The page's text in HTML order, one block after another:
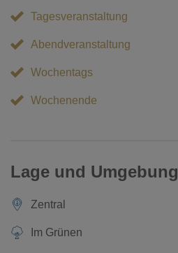
Tagesveranstaltung
Abendveranstaltung
Wochentags
Wochenende
Lage und Umgebung
Zentral
Im Grünen